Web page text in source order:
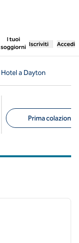
I tuoi
soggiorni
, apre una
Iscriviti Accedi
Hotel a Dayton
Prima colazione